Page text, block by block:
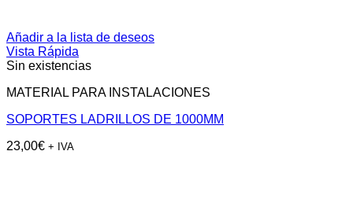
Añadir a la lista de deseos
Vista Rápida
Sin existencias
MATERIAL PARA INSTALACIONES
SOPORTES LADRILLOS DE 1000MM
23,00€ + IVA